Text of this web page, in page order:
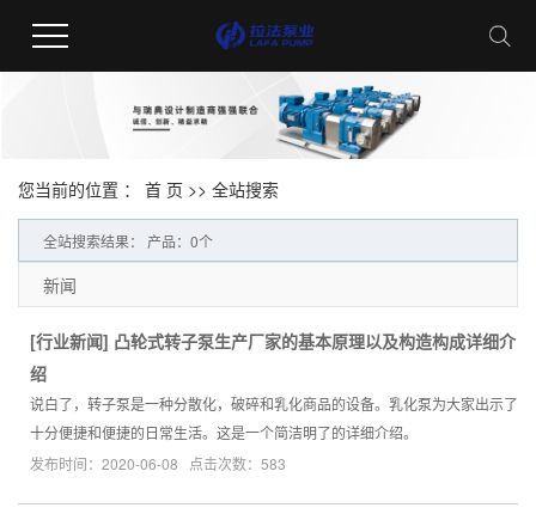
您当前的位置 ： 首 页 >> 全站搜索
全站搜索结果： 产品：0个
新闻
[行业新闻] 凸轮式转子泵生产厂家的基本原理以及构造构成详细介
绍
说白了，转子泵是一种分散化，破碎和乳化商品的设备。乳化泵为大家出示了
十分便捷和便捷的日常生活。这是一个简洁明了的详细介绍。
发布时间：2020-06-08 点击次数：583